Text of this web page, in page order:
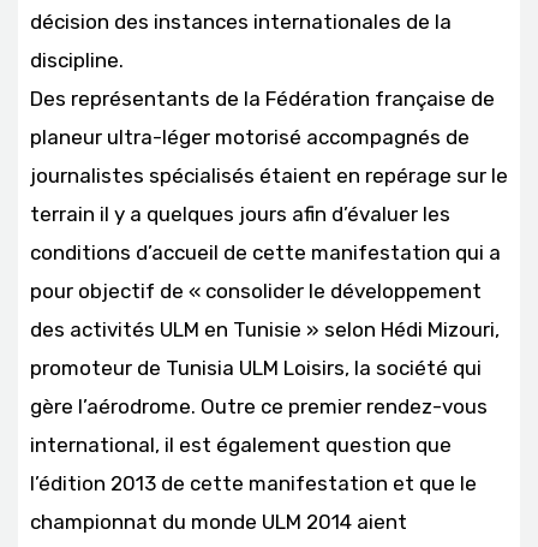
décision des instances internationales de la
discipline.
Des représentants de la Fédération française de
planeur ultra-léger motorisé accompagnés de
journalistes spécialisés étaient en repérage sur le
terrain il y a quelques jours afin d’évaluer les
conditions d’accueil de cette manifestation qui a
pour objectif de « consolider le développement
des activités ULM en Tunisie » selon Hédi Mizouri,
promoteur de Tunisia ULM Loisirs, la société qui
gère l’aérodrome. Outre ce premier rendez-vous
international, il est également question que
l’édition 2013 de cette manifestation et que le
championnat du monde ULM 2014 aient